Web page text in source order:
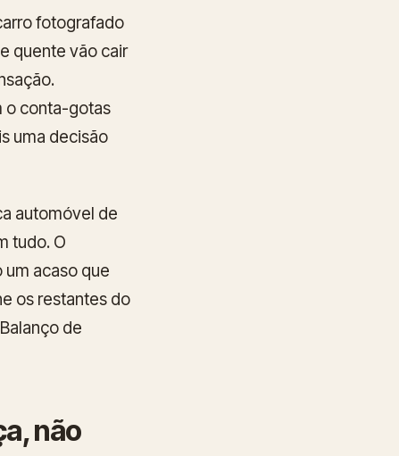
fotografado
quente vão cair
o conta-gotas
uma decisão
automóvel de
tudo. O
um acaso que
os restantes do
de
não